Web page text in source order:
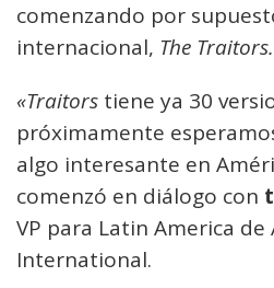
comenzando por
internacional, The Traitors.
«Traitors tiene ya 30
próximamente
algo interesante en
comenzó en diálogo con
VP para Latin America de
International.